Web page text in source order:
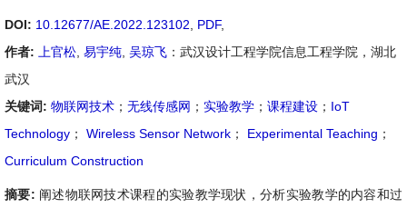
DOI: 10.12677/AE.2022.123102 PDF,
作者:
上官松 易宇纯 吴琼飞 ：武汉设计工程学院信息工程学院，湖北
武汉
关键词: 物联网技术 ； 无线传感网 ； 实验教学 ； 课程建设 ； IoT
Technology ； Wireless Sensor Network ； Experimental Teaching ；
Curriculum Construction
摘要: 阐述物联网技术课程的实验教学现状，分析实验教学的内容和过